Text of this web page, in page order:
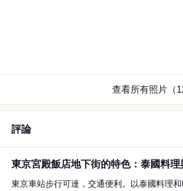
查看所有照片（
評論
東京宮殿飯店地下街的特色：泰國料
東京車站步行可達，交通便利。以泰國料理和